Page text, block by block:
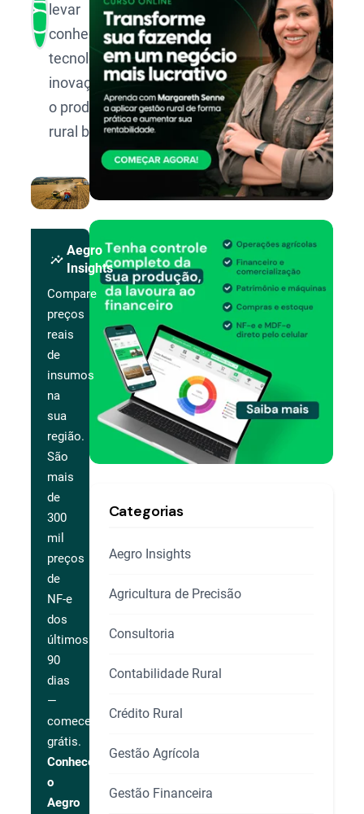
levar
conhecimento,
tecnologia e
inovação para
o produtor
rural brasileiro.
insights
Aegro
Insights
Compare
preços
reais
de
insumos
na
sua
região.
São
mais
de
300
mil
preços
de
NF-e
dos
últimos
90
dias
—
comece
grátis.
Conhecer
o
Aegro
Categorias
Aegro Insights
Agricultura de Precisão
Consultoria
Contabilidade Rural
Crédito Rural
Gestão Agrícola
Gestão Financeira